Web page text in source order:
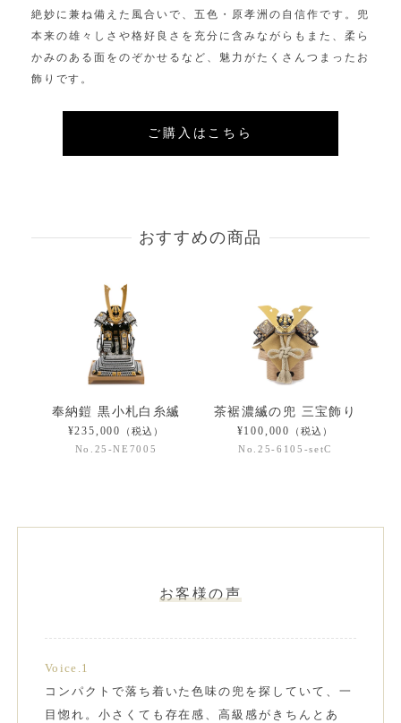
絶妙に兼ね備えた風合いで、五色・原孝洲の自信作です。兜
本来の雄々しさや格好良さを充分に含みながらもまた、柔ら
かみのある面をのぞかせるなど、魅力がたくさんつまったお
飾りです。
ご購入はこちら
おすすめの商品
奉納鎧 黒小札白糸縅
¥235,000
（税込）
No.25-NE7005
茶裾濃縅の兜 三宝飾り
¥100,000
（税込）
No.25-6105-setC
お客様の声
Voice.1
コンパクトで落ち着いた色味の兜を探していて、一
目惚れ。小さくても存在感、高級感がきちんとあ